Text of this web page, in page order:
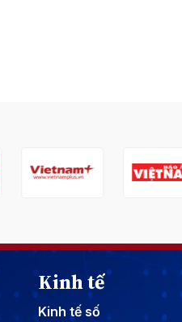
Kinh tế
Kinh tế số